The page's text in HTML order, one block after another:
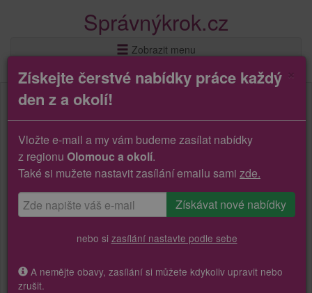
Správnýkrok.cz
Zobrazit menu
Získejte čerstvé nabídky práce každý
den z a okolí!
Vložte e-mail a my vám budeme zasílat nabídky
z regionu Olomouc a okolí.
Také si mužete nastavit zasílání emailu sami zde.
nebo si zasílání nastavte podle sebe
A nemějte obavy, zasílání si můžete kdykoliv upravit nebo
zrušit.